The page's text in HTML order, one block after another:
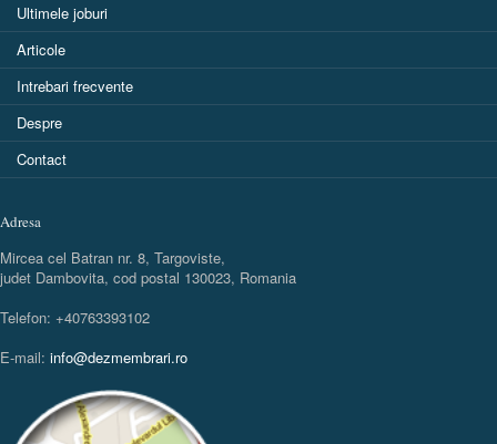
Ultimele joburi
Articole
Intrebari frecvente
Despre
Contact
Adresa
Mircea cel Batran nr. 8, Targoviste,
judet Dambovita, cod postal 130023, Romania
Telefon: +40763393102
E-mail: info@dezmembrari.ro